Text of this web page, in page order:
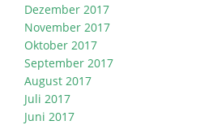
Dezember 2017
November 2017
Oktober 2017
September 2017
August 2017
Juli 2017
Juni 2017